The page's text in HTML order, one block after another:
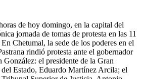
de hoy domingo, en la capital del
jornada de tomas de protesta en las 11
Chetumal, la sede de los poderes en el
rindió protesta ante el gobernador
González: el presidente de la Gran
Estado, Eduardo Martínez Arcila; el